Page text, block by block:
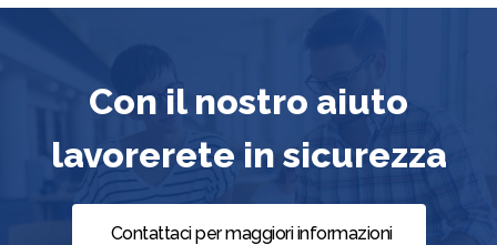
Con il nostro aiuto
lavorerete in sicurezza
Contattaci per maggiori informazioni